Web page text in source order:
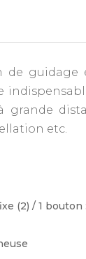
de guidage
grande
etc.
(2) / 1